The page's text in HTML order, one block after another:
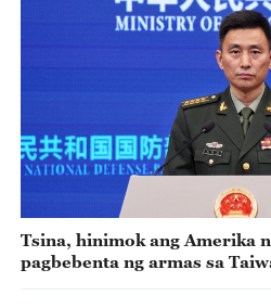
Tsina, hinimok ang Amerika
pagbebenta ng armas sa